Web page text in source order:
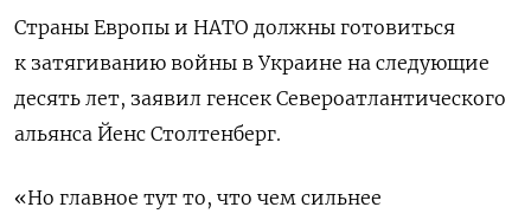
Страны Европы и НАТО должны готовиться
к затягиванию войны в Украине на следующие
десять лет, заявил генсек Североатлантического
альянса Йенс Столтенберг.
«Но главное тут то, что чем сильнее